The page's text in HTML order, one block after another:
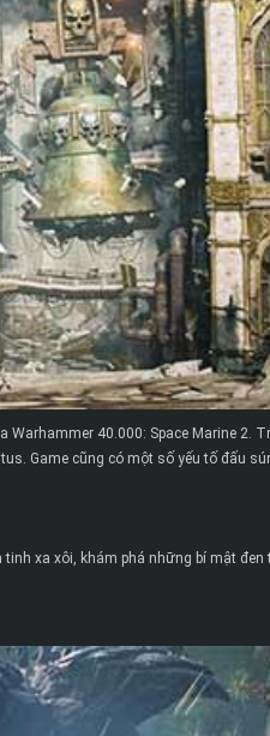
40.000: Space Marine 2.
Game cũng có một số yếu tố đấu
xa xôi, khám phá những bí mật